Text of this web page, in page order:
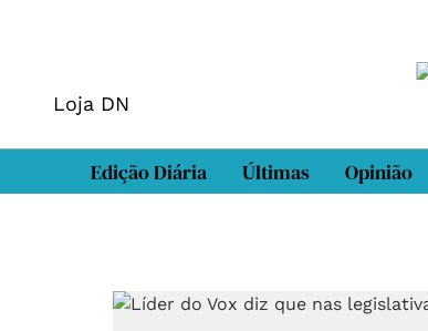
Loja DN
Edição Diária Últimas Opinião